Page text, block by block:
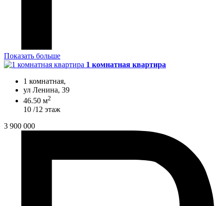
Показать больше
1 комнатная квартира
1 комнатная,
ул Ленина, 39
46.50 м2
10 /12 этаж
3 900 000